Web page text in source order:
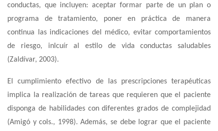
conductas, que incluyen: aceptar formar parte de un plan o
programa de tratamiento, poner en práctica de manera
continua las indicaciones del médico, evitar comportamientos
de riesgo, inlcuír al estilo de vida conductas saludables
(Zaldívar, 2003).
El cumplimiento efectivo de las prescripciones terapéuticas
implica la realización de tareas que requieren que el paciente
disponga de habilidades con diferentes grados de complejidad
(Amigó y cols., 1998). Además, se debe lograr que el paciente